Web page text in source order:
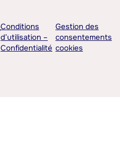
Conditions
d’utilisation –
Confidentialité
Gestion des
consentements
cookies